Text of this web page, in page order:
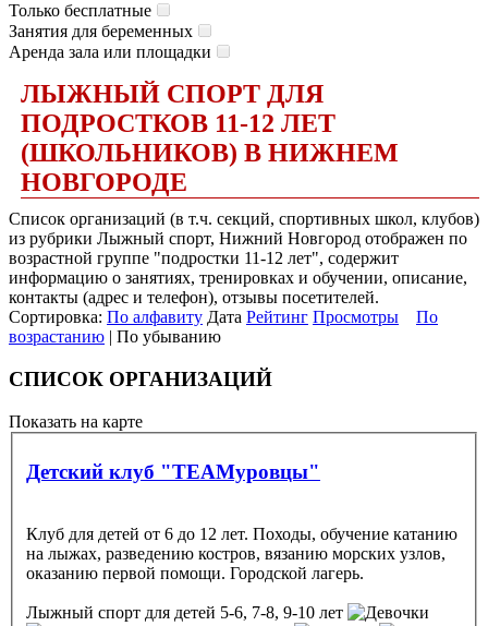
Только бесплатные
Занятия для беременных
Аренда зала или площадки
ЛЫЖНЫЙ СПОРТ ДЛЯ
ПОДРОСТКОВ 11-12 ЛЕТ
(ШКОЛЬНИКОВ) В НИЖНЕМ
НОВГОРОДЕ
Список организаций (в т.ч. секций, спортивных школ, клубов)
из рубрики Лыжный спорт, Нижний Новгород отображен по
возрастной группе "подростки 11-12 лет", содержит
информацию о занятиях, тренировках и обучении, описание,
контакты (адрес и телефон), отзывы посетителей.
Сортировка: По алфавиту Дата Рейтинг Просмотры
По
возрастанию | По убыванию
СПИСОК ОРГАНИЗАЦИЙ
Показать на карте
Детский клуб "TEAMуровцы"
Клуб для детей от 6 до 12 лет. Походы, обучение катанию
на лыжах, разведению костров, вязанию морских узлов,
оказанию первой помощи. Городской лагерь.
Лыжный спорт для детей 5-6, 7-8, 9-10 лет